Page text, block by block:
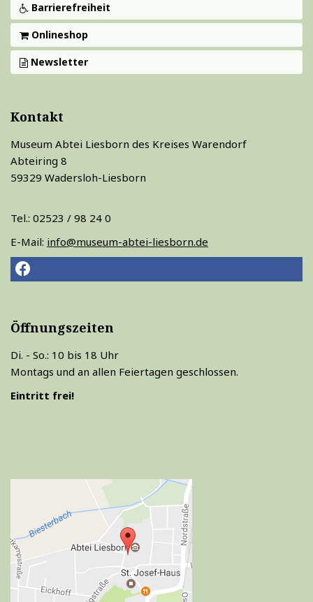
Barrierefreiheit
Onlineshop
Newsletter
Kontakt
Museum Abtei Liesborn des Kreises Warendorf
Abteiring 8
59329 Wadersloh-Liesborn
Tel.: 02523 / 98 24 0
E-Mail: info@museum-abtei-liesborn.de
Öffnungszeiten
Di. - So.: 10 bis 18 Uhr
Montags und an allen Feiertagen geschlossen.
Eintritt frei!